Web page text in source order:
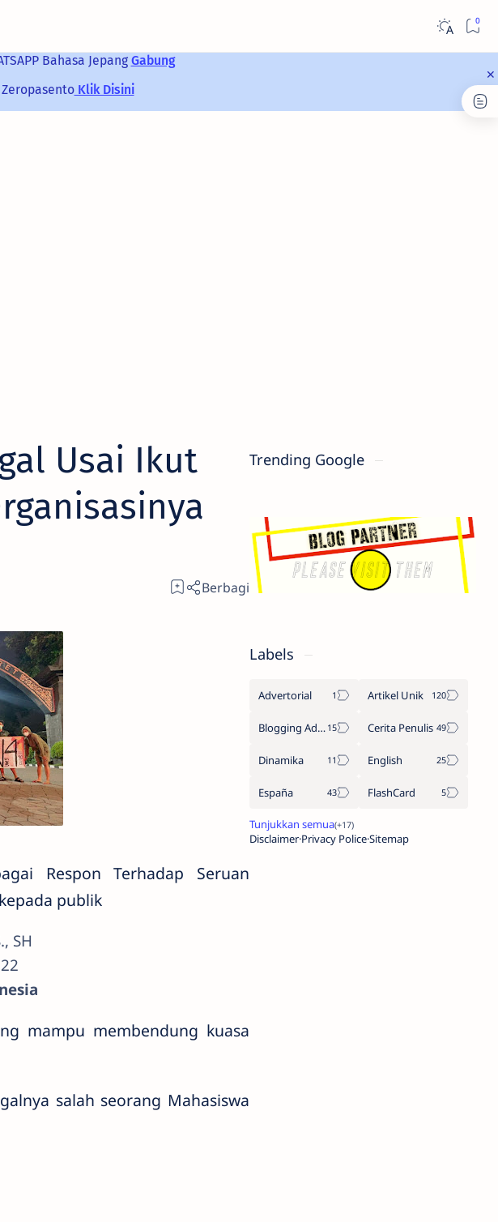
Bahasa Jepang Gabung
Klik Disini
Usai Ikut
Respon Terhadap Seruan
publik
SH
mampu membendung kuasa
salah seorang Mahasiswa
Trending Google
Labels
Advertorial Artikel Unik
Blogging Adsense Cerita Penulis
Dinamika English
España FlashCard
Disclaimer Privacy PoliceSitemap